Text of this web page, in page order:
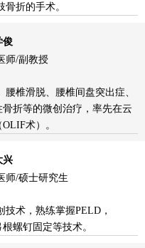
骨折的手术。
俊
师/副教授
腰椎滑脱、腰椎间盘突出症、
折等的微创治疗，率先在云
术）。
兴
师/硕士研究生
技术，熟练掌握PELD，
螺钉固定等技术。